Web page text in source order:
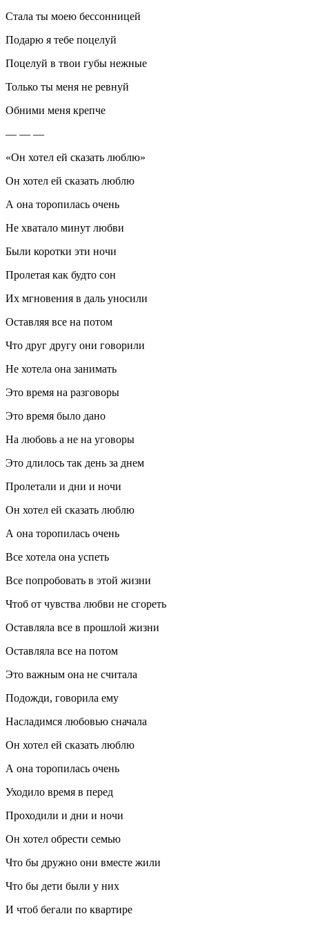
Стала ты моею бессонницей
Подарю я тебе поцелуй
Поцелуй в твои губы нежные
Только ты меня не ревнуй
Обними меня крепче
— — —
«Он хотел ей сказать люблю»
Он хотел ей сказать люблю
А она торопилась очень
Не хватало минут любви
Были коротки эти ночи
Пролетая как будто сон
Их мгновения в даль уносили
Оставляя все на потом
Что друг другу они говорили
Не хотела она занимать
Это время на разговоры
Это время было дано
На любовь а не на уговоры
Это длилось так день за днем
Пролетали и дни и ночи
Он хотел ей сказать люблю
А она торопилась очень
Все хотела она успеть
Все попробовать в этой жизни
Чтоб от чувства любви не сгореть
Оставляла все в прошлой жизни
Оставляла все на потом
Это важным она не считала
Подожди, говорила ему
Насладимся любовью сначала
Он хотел ей сказать люблю
А она торопилась очень
Уходило время в перед
Проходили и дни и ночи
Он хотел обрести семью
Что бы дружно они вместе жили
Что бы дети были у них
И чтоб бегали по квартире